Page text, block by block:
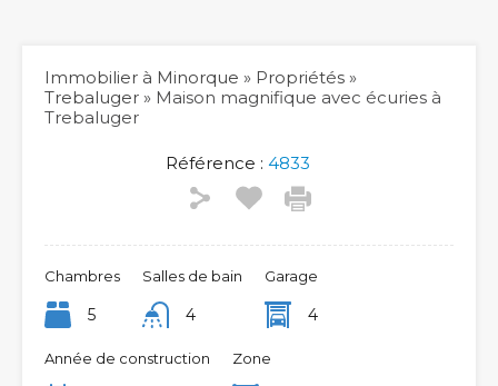
Immobilier à Minorque » Propriétés »
Trebaluger » Maison magnifique avec écuries à
Trebaluger
Référence : 4833
Chambres
5
Salles de bain
4
Garage
4
Année de construction Zone